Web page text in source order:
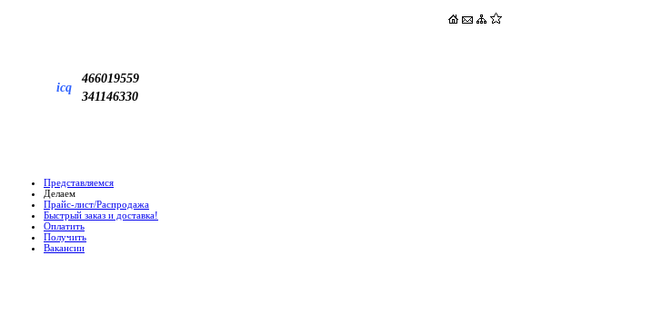
icq
466019559
341146330
Представляемся
Делаем
Прайс-лист/Распродажа
Быстрый заказ и доставка!
Оплатить
Получить
Вакансии